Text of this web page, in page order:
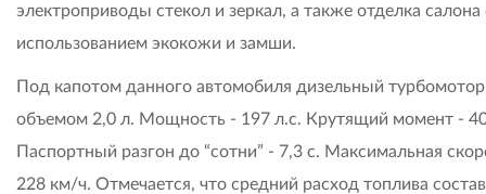
электроприводы стекол и зеркал, а также отделка салона
использованием экокожи и замши.
Под капотом данного автомобиля дизельный турбомотор
объемом 2,0 л. Мощность - 197 л.с. Крутящий момент -
Паспортный разгон до “сотни” - 7,3 с. Максимальная
228 км/ч. Отмечается, что средний расход топлива